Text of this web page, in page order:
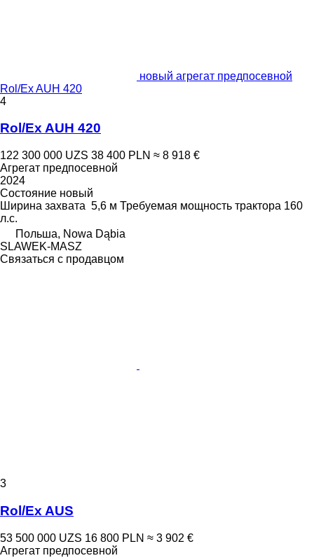
новый агрегат предпосевной
Rol/Ex AUH 420
4
Rol/Ex AUH 420
122 300 000 UZS 38 400 PLN ≈ 8 918 €
Агрегат предпосевной
2024
Состояние новый
Ширина захвата 5,6 м Требуемая мощность трактора 160
л.с.
Польша, Nowa Dąbia
SLAWEK-MASZ
Связаться с продавцом
3
Rol/Ex AUS
53 500 000 UZS 16 800 PLN ≈ 3 902 €
Агрегат предпосевной